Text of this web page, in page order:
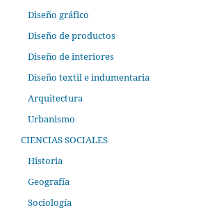
Diseño gráfico
Diseño de productos
Diseño de interiores
Diseño textil e indumentaria
Arquitectura
Urbanismo
CIENCIAS SOCIALES
Historia
Geografía
Sociología